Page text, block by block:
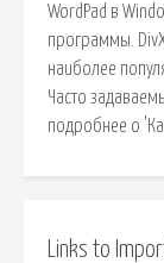
WordPad в
программы.
наиболее
Часто
подробнее о
Links to